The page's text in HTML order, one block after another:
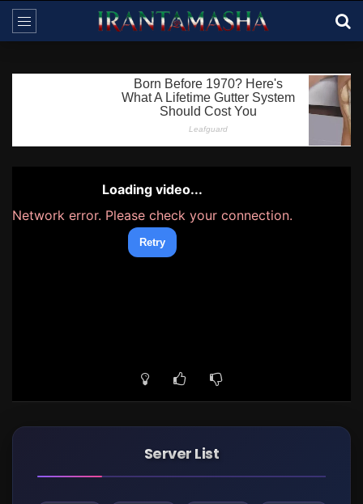
Server List